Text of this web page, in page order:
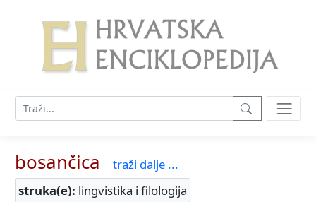
bosančica
traži dalje ...
struka(e): lingvistika i filologija